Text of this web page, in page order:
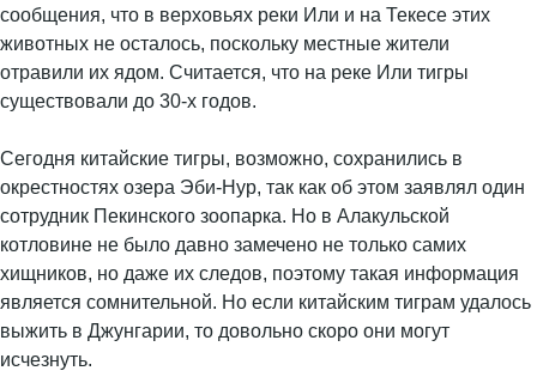
сообщения, что в верховьях реки Или и на Текесе этих
животных не осталось, поскольку местные жители
отравили их ядом. Считается, что на реке Или тигры
существовали до 30-х годов.
Сегодня китайские тигры, возможно, сохранились в
окрестностях озера Эби-Нур, так как об этом заявлял один
сотрудник Пекинского зоопарка. Но в Алакульской
котловине не было давно замечено не только самих
хищников, но даже их следов, поэтому такая информация
является сомнительной. Но если китайским тиграм удалось
выжить в Джунгарии, то довольно скоро они могут
исчезнуть.